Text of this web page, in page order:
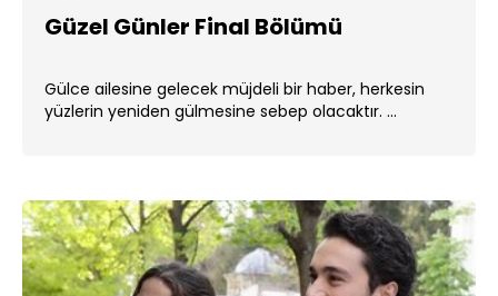
Güzel Günler Final Bölümü
Gülce ailesine gelecek müjdeli bir haber, herkesin
yüzlerin yeniden gülmesine sebep olacaktır. ...